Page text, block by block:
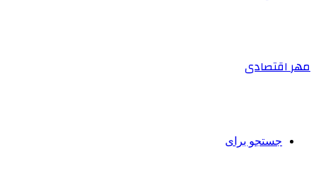
مهر اقتصادی
جستجو برای